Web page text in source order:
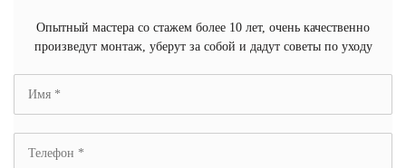
Опытный мастера со стажем более 10 лет, очень качественно
произведут монтаж, уберут за собой и дадут советы по уходу